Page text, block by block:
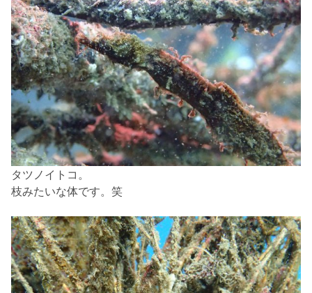
タツノイトコ。
枝みたいな体です。笑